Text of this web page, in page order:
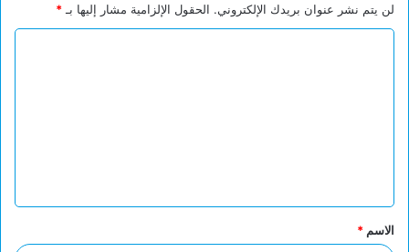
لن يتم نشر عنوان بريدك الإلكتروني. الحقول الإلزامية مشار إليها بـ *
ق
*
الاسم *